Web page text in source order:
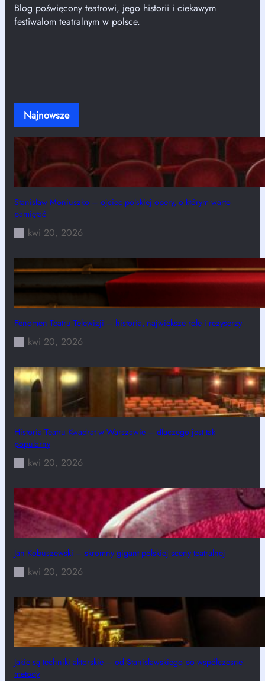
Blog poświęcony teatrowi, jego historii i ciekawym
festiwalom teatralnym w polsce.
Najnowsze
Stanisław Moniuszko – ojciec polskiej opery, o którym warto
pamiętać
kwi 20, 2026
Fenomen Teatru Telewizji – historia, największe role i reżyserzy
kwi 20, 2026
Historia Teatru Kwadrat w Warszawie – dlaczego jest tak
popularny
kwi 20, 2026
Jan Kobuszewski – skromny gigant polskiej sceny teatralnej
kwi 20, 2026
Jakie są techniki aktorskie – od Stanisławskiego po współczesne
metody